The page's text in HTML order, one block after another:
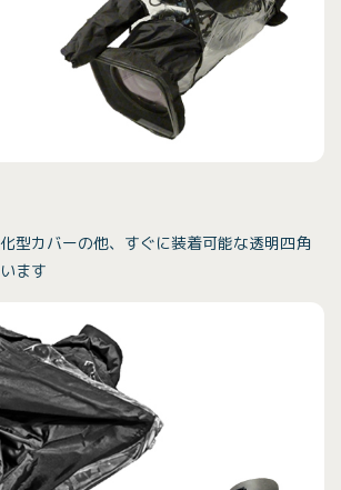
型カバーの他、すぐに装着可能な透明四角
ます